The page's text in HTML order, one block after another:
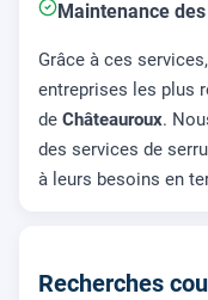
Maintenance
Grâce à ces
entreprises les plus
de Châteauroux.
des services de
à leurs besoins en
Recherches